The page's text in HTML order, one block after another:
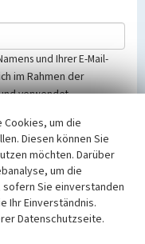
und Ihrer E-Mail-
im Rahmen der
verwendet.
der Vorschriften des
NRW und der seit
Sie bitte unsere
um die
Diesen können Sie
möchten. Darüber
um die
Sie einverstanden
Ihr Einverständnis.
Datenschutzseite.